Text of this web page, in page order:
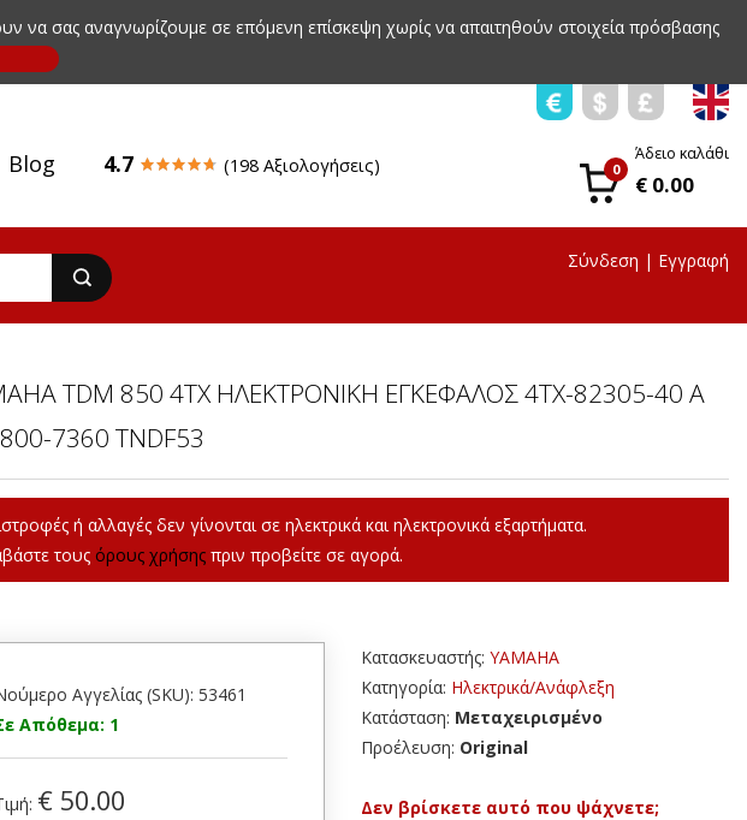
να σας αναγνωρίζουμε σε επόμενη επίσκεψη χωρίς να απαιτηθούν στοιχεία πρόσβασης
Blog 4.7 (198 Αξιολογήσεις) 0
Άδειο καλάθι
€ 0.00
Σύνδεση | Εγγραφή
TDM 850 4TX ΗΛΕΚΤΡΟΝΙΚΗ ΕΓΚΕΦΑΛΟΣ 4TX-82305-40 A
7360 TNDF53
ή αλλαγές δεν γίνονται σε ηλεκτρικά και ηλεκτρονικά εξαρτήματα.
τους όρους χρήσης πριν προβείτε σε αγορά.
Αγγελίας (SKU): 53461
Απόθεμα: 1
€ 50.00
Κατασκευαστής: YAMAHA
Κατηγορία: Ηλεκτρικά/Ανάφλεξη
Κατάσταση: Μεταχειρισμένο
Προέλευση: Original
Δεν βρίσκετε αυτό που ψάχνετε;